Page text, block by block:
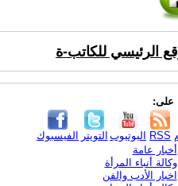
الرئيسي للكاتب-ة
على:
الفيسبوك التويتر اليوتيوب RSS
أخبار عامة
وكالة أنباء المرأة
اخبار الأدب والفن